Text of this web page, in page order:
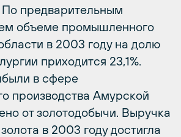
По предварительным
объеме промышленного
в 2003 году на долю
приходится 23,1%.
в сфере
производства Амурской
от золотодобычи. Выручка
в 2003 году достигла